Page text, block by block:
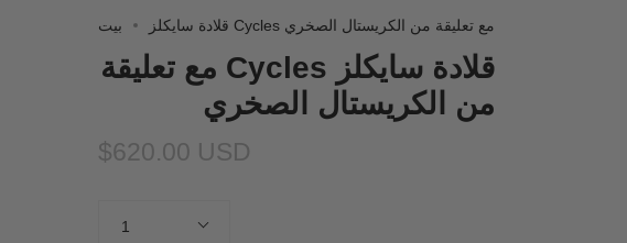
بيت قلادة سايكلز Cycles مع تعليقة من الكريستال الصخري
قلادة سايكلز Cycles مع تعليقة
من الكريستال الصخري
$620.00 USD
1